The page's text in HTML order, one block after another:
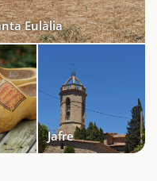
Eulàlia
Jafre